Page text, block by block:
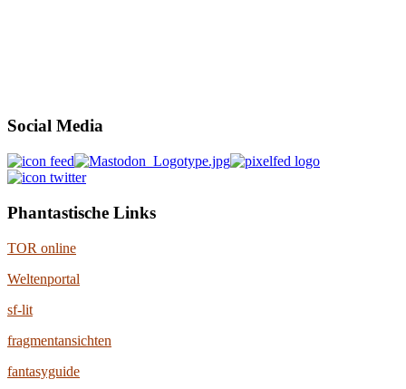
Social Media
Phantastische Links
TOR online
Weltenportal
sf-lit
fragmentansichten
fantasyguide